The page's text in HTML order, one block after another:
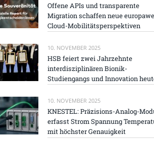
Offene APIs und transparente
Migration schaffen neue
Cloud-Mobilitätsperspektiven
10. NOVEMBER 2025
HSB feiert zwei Jahrzehnte
interdisziplinären Bionik-
Studiengangs und Innovation
10. NOVEMBER 2025
KNESTEL: Präzisions-Analog-
erfasst Strom Spannung
mit höchster Genauigkeit